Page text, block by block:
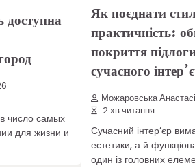
доступна
число самых
для жизни и
Як поєднати
практичність:
покриття
сучасного
Можаровська
2 хв читання
Сучасний інтер’єр
естетики, а й
один із головних